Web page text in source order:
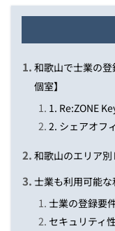
和歌山で士業の
個室】
1. Re:ZONE
2. シェアオフ
和歌山のエリア
士業も利用可能
士業の登録要
セキュリティ